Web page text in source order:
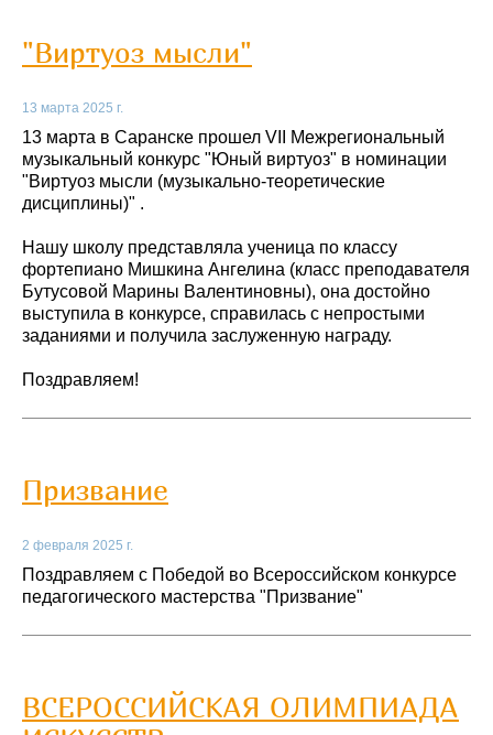
"Виртуоз мысли"
13 марта 2025 г.
13 марта в Саранске прошел VII Межрегиональный
музыкальный конкурс "Юный виртуоз" в номинации
"Виртуоз мысли (музыкально-теоретические
дисциплины)" .
Нашу школу представляла ученица по классу
фортепиано Мишкина Ангелина (класс преподавателя
Бутусовой Марины Валентиновны), она достойно
выступила в конкурсе, справилась с непростыми
заданиями и получила заслуженную награду.
Поздравляем!
Призвание
2 февраля 2025 г.
Поздравляем с Победой во Всероссийском конкурсе
педагогического мастерства "Призвание"
ВСЕРОССИЙСКАЯ ОЛИМПИАДА